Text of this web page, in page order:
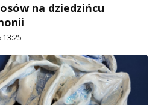
na dziedzińcu
13:25